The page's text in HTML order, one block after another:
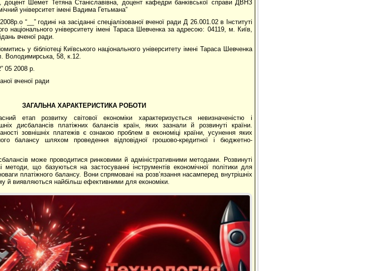
доцент Шемет Тетяна Станіславівна, доцент кафедри банківської справи ДВНЗ
університет імені Вадима Гетьмана”
“__” годині на засіданні спеціалізованої вченої ради Д 26.001.02 в Інституті
національного університету імені Тараса Шевченка за адресою: 04119, м. Київ,
вченої ради.
у бібліотеці Київського національного університету імені Тараса Шевченка
Володимирська, 58, к.12.
05 2008 р.
вченої ради
ЗАГАЛЬНА ХАРАКТЕРИСТИКА РОБОТИ
етап розвитку світової економіки характеризується невизначеністю і
дисбалансів платіжних балансів країн, яких зазнали й розвинуті країни.
зовнішніх платежів є ознакою проблем в економіці країни, усунення яких
балансу шляхом проведення відповідної грошово-кредитної і бюджетно-
може проводитися ринковими й адміністративними методами. Розвинуті
методи, що базуються на застосуванні інструментів економічної політики для
платіжного балансу. Вони спрямовані на розв’язання насамперед внутрішніх
й виявляються найбільш ефективними для економіки.